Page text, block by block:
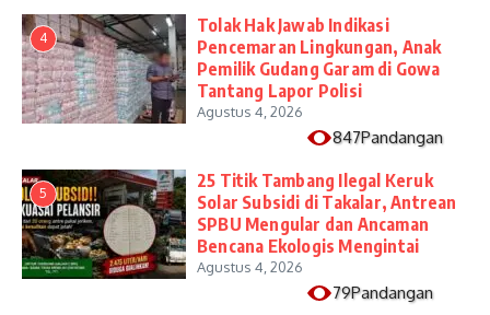
4
Tolak Hak Jawab Indikasi
Pencemaran Lingkungan, Anak
Pemilik Gudang Garam di Gowa
Tantang Lapor Polisi
Agustus 4, 2026
847Pandangan
5
25 Titik Tambang Ilegal Keruk
Solar Subsidi di Takalar, Antrean
SPBU Mengular dan Ancaman
Bencana Ekologis Mengintai
Agustus 4, 2026
79Pandangan